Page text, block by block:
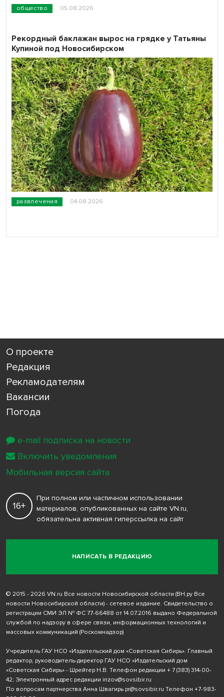
общество 05.08.2026
развлечения 04.08.2026
Рекордный баклажан вырос на грядке у Татьяны
Купиной под Новосибирском
О проекте
Редакция
Рекламодателям
Вакансии
Погода
НАПИСАТЬ В РЕДАКЦИЮ
16+
При полном или частичном использовании
материалов, опубликованных на сайте VN.ru,
обязательна активная гиперссылка на сайт
© 2015 - 2026 VN.ru Все новости Новосибирской области (ВН.ру Все
новости Новосибирской области) - сетевое издание. Свидетельство о
регистрации СМИ ЭЛ № ФС 77-66488 от 14.07.2016 выдано Федеральной
службой по надзору в сфере связи, информационных технологий и
массовых коммуникаций (Роскомнадзор)
Учредитель ГАУ НСО «Издательский дом «Советская Сибирь». Главный
редактор, руководитель-директор ГАУ НСО «Издательский дом
«Советская Сибирь» - Шрейтер Н.В. Телефон редакции + 7 (383) 314-00-
42; Электронный адрес редакции inzov@sovsibir.ru
По вопросам партнерства Анна Швагирь pr@sovsibir.ru Телефон +7-983-
e-mail подписка на новости
Включить уведомления
Мобильная версия сайта